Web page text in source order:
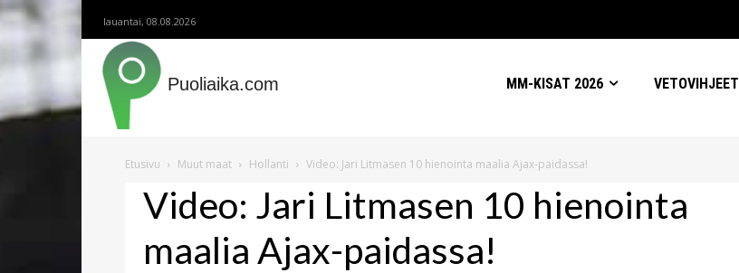
lauantai, 08.08.2026
Puoliaika.com MM-KISAT 2026 VETOVIHJEET
Etusivu Muut maat Hollanti Video: Jari Litmasen 10 hienointa maalia Ajax-paidassa!
Video: Jari Litmasen 10 hienointa
maalia Ajax-paidassa!